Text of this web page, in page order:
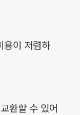
용이 저렴하
환할 수 있어